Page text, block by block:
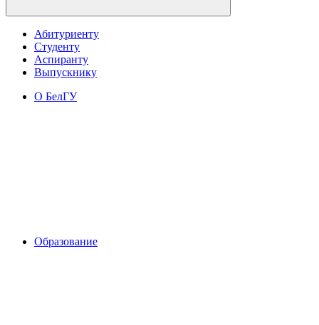
Абитуриенту
Студенту
Аспиранту
Выпускнику
О БелГУ
Образование